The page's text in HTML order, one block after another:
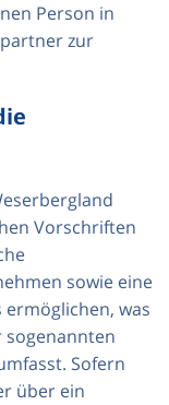
Person in
zur
Vorschriften
sowie eine
was
sogenannten
Sofern
über ein